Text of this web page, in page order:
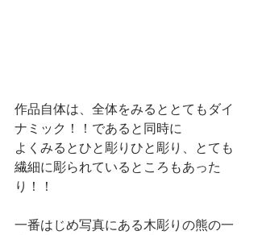
作品自体は、全体をみるととてもダイ
ナミック！！であると同時に
よくみるとひと彫りひと彫り、とても
繊細に彫られているところもあった
り！！
一番はじめ写真にある木彫りの熊の一